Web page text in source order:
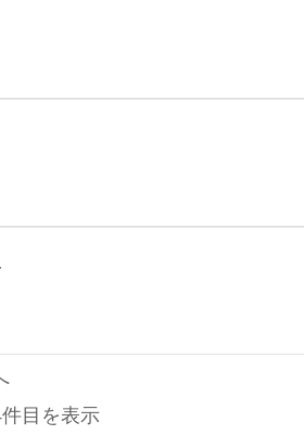
目を表示